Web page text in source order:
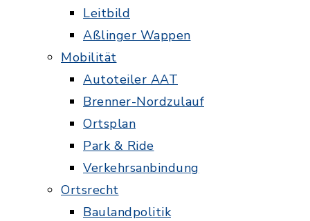
Leitbild
Aßlinger Wappen
Mobilität
Autoteiler AAT
Brenner-Nordzulauf
Ortsplan
Park & Ride
Verkehrsanbindung
Ortsrecht
Baulandpolitik